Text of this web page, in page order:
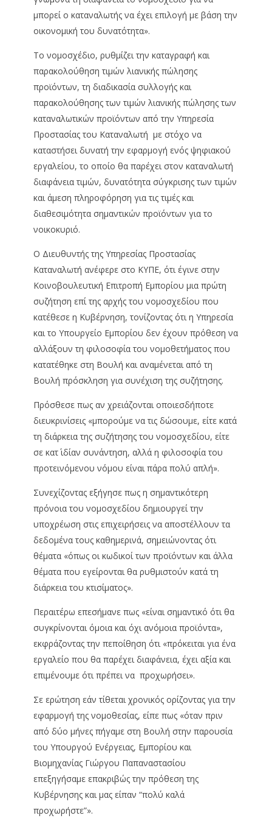
μπορεί ο καταναλωτής να έχει επιλογή με βάση την
οικονομική του δυνατότητα».
Το νομοσχέδιο, ρυθμίζει την καταγραφή και
παρακολούθηση τιμών λιανικής πώλησης
προϊόντων, τη διαδικασία συλλογής και
παρακολούθησης των τιμών λιανικής πώλησης των
καταναλωτικών προϊόντων από την Υπηρεσία
Προστασίας του Καταναλωτή με στόχο να
καταστήσει δυνατή την εφαρμογή ενός ψηφιακού
εργαλείου, το οποίο θα παρέχει στον καταναλωτή
διαφάνεια τιμών, δυνατότητα σύγκρισης των τιμών
και άμεση πληροφόρηση για τις τιμές και
διαθεσιμότητα σημαντικών προϊόντων για το
νοικοκυριό.
Ο Διευθυντής της Υπηρεσίας Προστασίας
Καταναλωτή ανέφερε στο ΚΥΠΕ, ότι έγινε στην
Κοινοβουλευτική Επιτροπή Εμπορίου μια πρώτη
συζήτηση επί της αρχής του νομοσχεδίου που
κατέθεσε η Κυβέρνηση, τονίζοντας ότι η Υπηρεσία
και το Υπουργείο Εμπορίου δεν έχουν πρόθεση να
αλλάξουν τη φιλοσοφία του νομοθετήματος που
κατατέθηκε στη Βουλή και αναμένεται από τη
Βουλή πρόσκληση για συνέχιση της συζήτησης.
Πρόσθεσε πως αν χρειάζονται οποιεσδήποτε
διευκρινίσεις «μπορούμε να τις δώσουμε, είτε κατά
τη διάρκεια της συζήτησης του νομοσχεδίου, είτε
σε κατ΄ ιδίαν συνάντηση, αλλά η φιλοσοφία του
προτεινόμενου νόμου είναι πάρα πολύ απλή».
Συνεχίζοντας εξήγησε πως η σημαντικότερη
πρόνοια του νομοσχεδίου δημιουργεί την
υποχρέωση στις επιχειρήσεις να αποστέλλουν τα
δεδομένα τους καθημερινά, σημειώνοντας ότι
θέματα «όπως οι κωδικοί των προϊόντων και άλλα
θέματα που εγείρονται θα ρυθμιστούν κατά τη
διάρκεια του κτισίματος».
Περαιτέρω επεσήμανε πως «είναι σημαντικό ότι θα
συγκρίνονται όμοια και όχι ανόμοια προϊόντα»,
εκφράζοντας την πεποίθηση ότι «πρόκειται για ένα
εργαλείο που θα παρέχει διαφάνεια, έχει αξία και
επιμένουμε ότι πρέπει να προχωρήσει».
Σε ερώτηση εάν τίθεται χρονικός ορίζοντας για την
εφαρμογή της νομοθεσίας, είπε πως «όταν πριν
από δύο μήνες πήγαμε στη Βουλή στην παρουσία
του Υπουργού Ενέργειας, Εμπορίου και
Βιομηχανίας Γιώργου Παπαναστασίου
επεξηγήσαμε επακριβώς την πρόθεση της
Κυβέρνησης και μας είπαν “πολύ καλά
προχωρήστε”».